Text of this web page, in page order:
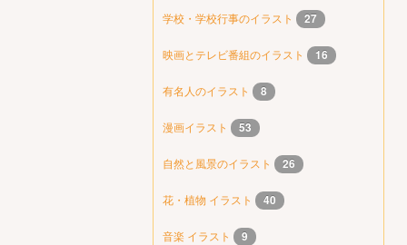
学校・学校行事のイラスト 27
映画とテレビ番組のイラスト 16
有名人のイラスト 8
漫画イラスト 53
自然と風景のイラスト 26
花・植物 イラスト 40
音楽 イラスト 9